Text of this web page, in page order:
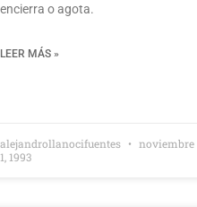
encierra o agota.
LEER MÁS »
alejandrollanocifuentes
noviembre
1, 1993